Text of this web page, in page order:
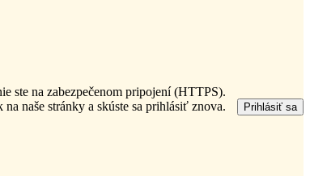
ste na zabezpečenom pripojení (HTTPS).
naše stránky a skúste sa prihlásiť znova.
Prihlásiť sa